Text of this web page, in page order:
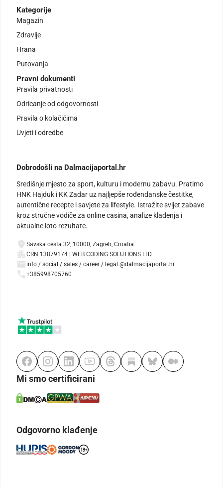
Kategorije
Magazin
Zdravlje
Hrana
Putovanja
Pravni dokumenti
Pravila privatnosti
Odricanje od odgovornosti
Pravila o kolačićima
Uvjeti i odredbe
Dobrodošli na Dalmacijaportal.hr
Središnje mjesto za sport, kulturu i modernu zabavu. Pratimo
HNK Hajduk i KK Zadar uz najljepše rođendanske čestitke,
autentične recepte i savjete za lifestyle. Istražite svijet zabave
kroz stručne vodiče za online casina, analize klađenja i
aktualne loto rezultate.
Savska cesta 32, 10000, Zagreb, Croatia
CRN 13879174 | WEB CODING SOLUTIONS LTD
info / social / sales / career / legal @dalmacijaportal.hr
+385998705760
Mi smo certificirani
Odgovorno klađenje